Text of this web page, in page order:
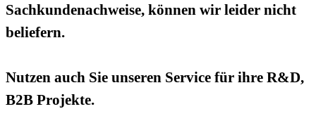
Sachkundenachweise, können wir leider nicht
beliefern.
Nutzen auch Sie unseren Service für ihre R&D,
B2B Projekte.